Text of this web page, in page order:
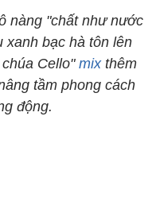
nàng "chất như nước
xanh bạc hà tôn lên
Cello" mixthêm
tầm phong cách
động.